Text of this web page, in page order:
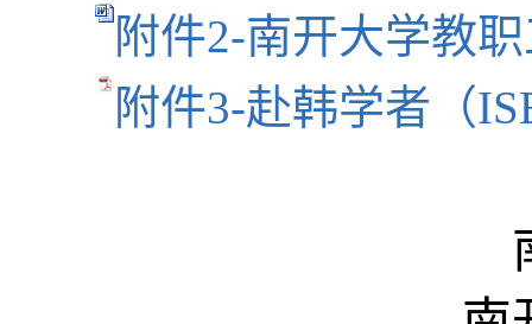
附件2-南开大学教
附件3-赴韩学者（